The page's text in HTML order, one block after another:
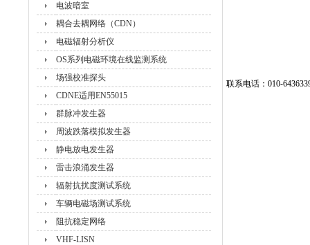
电波暗室
耦合去耦网络（CDN）
电磁辐射分析仪
OS系列电磁环境在线监测系统
场强校准探头
CDNE适用EN55015
群脉冲发生器
周波跌落模拟发生器
静电放电发生器
雷击浪涌发生器
辐射抗扰度测试系统
车辆电磁场测试系统
阻抗稳定网络
VHF-LISN
联系电话：010-